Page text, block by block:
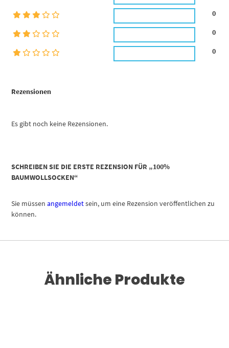
Rezensionen
Es gibt noch keine Rezensionen.
0
0
0
SCHREIBEN SIE DIE ERSTE REZENSION FÜR „100%
BAUMWOLLSOCKEN“
Sie müssenangemeldetsein, um eine Rezension veröffentlichen zu
können.
Ähnliche Produkte